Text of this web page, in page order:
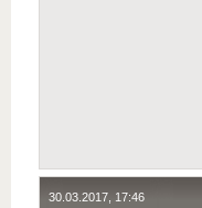
30.03.2017, 17:46